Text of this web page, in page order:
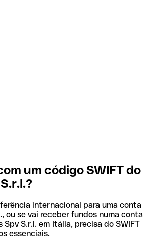
um código SWIFT do
internacional para uma conta
ou se vai receber fundos numa conta
Spv S.r.l. em Itália, precisa do SWIFT
essenciais.